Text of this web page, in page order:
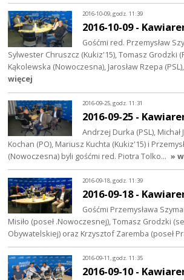
2016-10-09, godz. 11:39
2016-10-09 -
Gośćmi red. Przemysław
Sylwester Chruszcz (Kukiz'15), Tomasz Grodzki
Kąkolewska (Nowoczesna), Jarosław Rzepa
więcej
2016-09-25, godz. 11:31
2016-09-25 -
Andrzej Durka (PSL), Michał
Kochan (PO), Mariusz Kuchta (Kukiz'15) i
(Nowoczesna) byli gośćmi red. Piotra Tolko… »
2016-09-18, godz. 11:39
2016-09-18 -
Gośćmi Przemysława
Misiło (poseł .Nowoczesnej), Tomasz Grodzki
Obywatelskiej) oraz Krzysztof Zaremba (poseł
2016-09-11, godz. 11:35
2016-09-10 -